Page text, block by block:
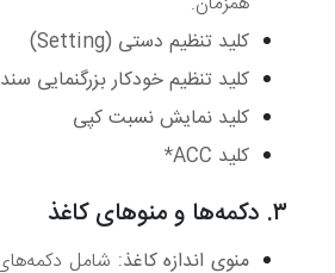
کلید تنظیم دستی (Setting)
کلید تنظیم خودکار بزرگنمایی سند
کلید نمایش نسبت کپی
کلید ACC
*
۳. دکمه‌ها و منوهای کاغذ
منوی اندازه کاغذ